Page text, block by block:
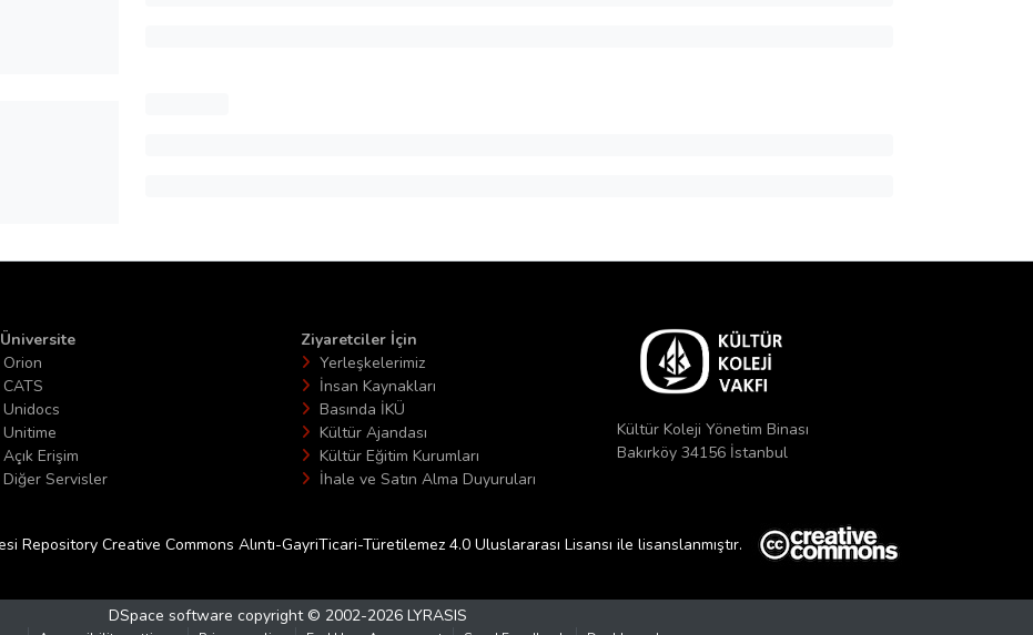
Orion
CATS
Unidocs
Unitime
Açık Erişim
Diğer Servisler
Ziyaretciler İçin
Yerleşkelerimiz
İnsan Kaynakları
Basında İKÜ
Kültür Ajandası
Kültür Eğitim Kurumları
İhale ve Satın Alma Duyuruları
Kültür Koleji Yönetim Binası
Bakırköy 34156 İstanbul
Repository Creative Commons Alıntı-GayriTicari-Türetilemez 4.0 Uluslararası Lisansı ile lisanslanmıştır.
DSpace software copyright © 2002-2026 LYRASIS